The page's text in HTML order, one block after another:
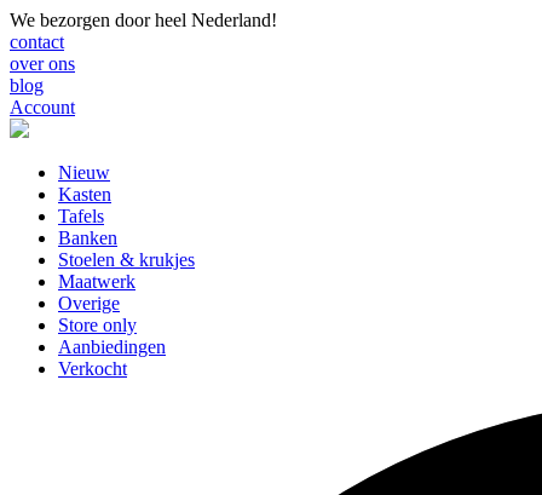
We bezorgen door heel Nederland!
contact
over ons
blog
Account
Nieuw
Kasten
Tafels
Banken
Stoelen & krukjes
Maatwerk
Overige
Store only
Aanbiedingen
Verkocht